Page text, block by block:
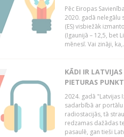
Pēc Eiropas
2020. gadā nelegālu
(ES) visbiežāk
(Igaunijā – 12,5, bet
mēnesī. Vai zināji,
KĀDI IR
PIETURAS
2024. gadā "Latvijas
sadarbībā ar portālu
radiostacijās, tā
redzamas dažādas
pasaulē, gan tieši